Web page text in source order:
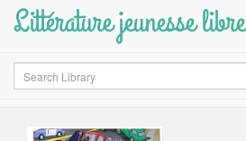
Littérature jeunesse libre
Search